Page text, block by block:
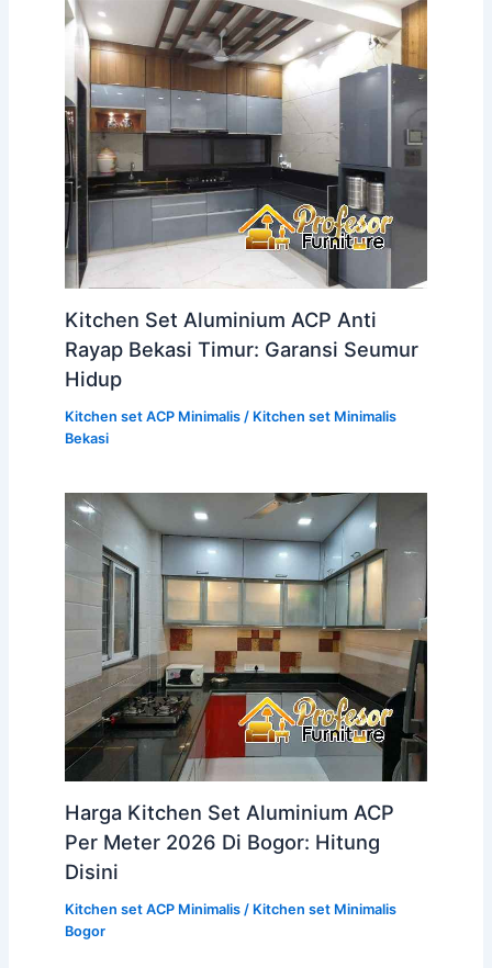
Kitchen Set Aluminium ACP Anti
Rayap Bekasi Timur: Garansi Seumur
Hidup
Kitchen set ACP Minimalis/ Kitchen set Minimalis
Bekasi
Harga Kitchen Set Aluminium ACP
Per Meter 2026 Di Bogor: Hitung
Disini
Kitchen set ACP Minimalis/ Kitchen set Minimalis
Bogor